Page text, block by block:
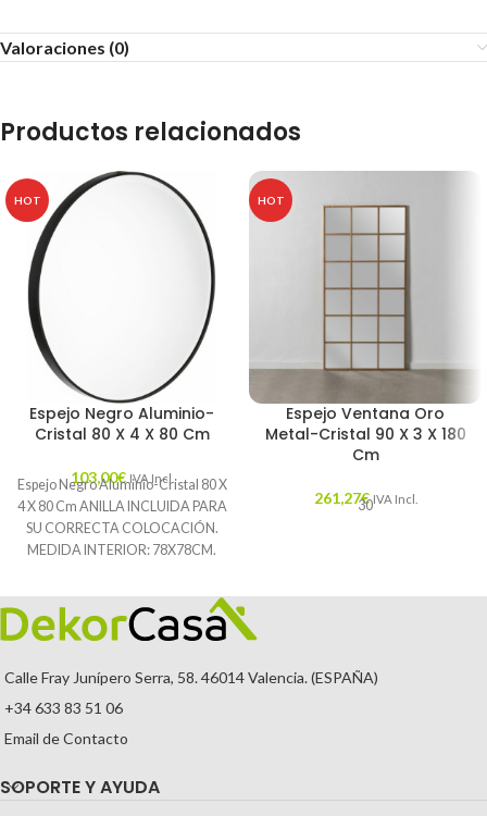
Valoraciones (0)
Productos relacionados
HOT
Espejo Negro Aluminio-
Cristal 80 X 4 X 80 Cm
103,00€ IVA Incl.
Espejo Negro Aluminio-Cristal 80 X
4 X 80 Cm ANILLA INCLUIDA PARA
SU CORRECTA COLOCACIÓN.
MEDIDA INTERIOR: 78X78CM.
HOT
Espejo Ventana Oro
Metal-Cristal 90 X 3 X 180
Cm
261,27€ IVA Incl.
30
Calle Fray Junípero Serra, 58. 46014 Valencia. (ESPAÑA)
+34 633 83 51 06
Email de Contacto
SOPORTE Y AYUDA